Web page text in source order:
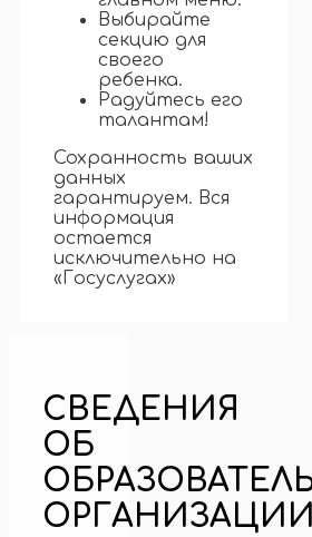
Выбирайте
секцию для
своего
ребенка.
Радуйтесь его
талантам!
Сохранность ваших
данных
гарантируем. Вся
информация
остается
исключительно на
«Госуслугах»
СВЕДЕНИЯ
ОБ
ОРГАНИЗАЦИИ